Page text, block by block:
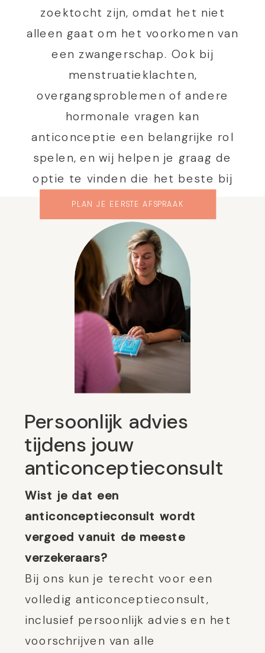
zoektocht zijn, omdat het niet
alleen gaat om het voorkomen van
een zwangerschap. Ook bij
menstruatieklachten,
overgangsproblemen of andere
hormonale vragen kan
anticonceptie een belangrijke rol
spelen, en wij helpen je graag de
optie te vinden die het beste bij
jou past.
Persoonlijk advies
tijdens jouw
anticonceptieconsult
Wist je dat een
anticonceptieconsult wordt
vergoed vanuit de meeste
verzekeraars?
Bij ons kun je terecht voor een
volledig anticonceptieconsult,
inclusief persoonlijk advies en het
voorschrijven van alle
PLAN JE EERSTE AFSPRAAK